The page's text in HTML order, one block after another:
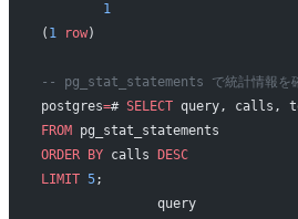
        1
( 1 row)
-- pg_stat_statements で統計情報を
postgres=# SELECT query, calls,
FROM pg_stat_statements
ORDER BY calls
DESC
LIMIT 5;
query